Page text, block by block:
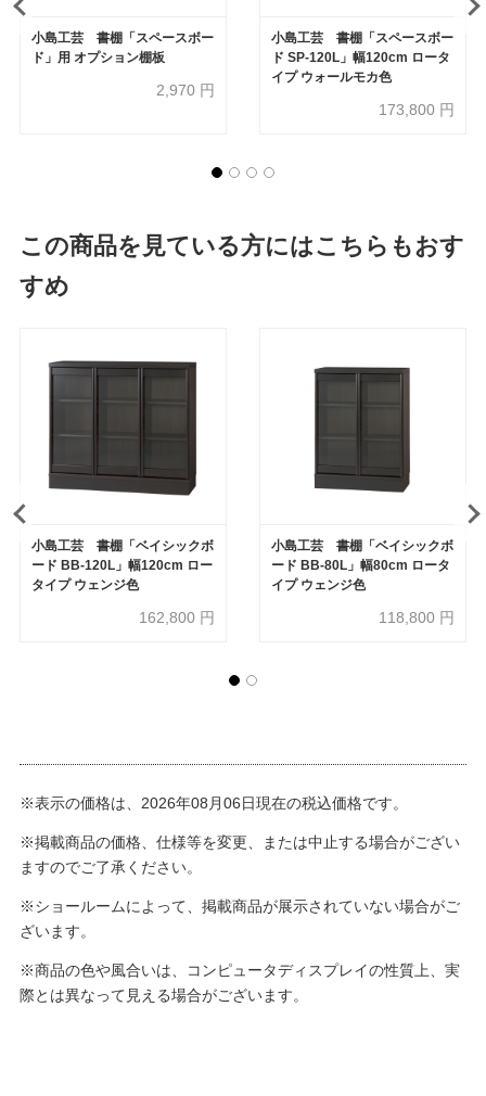
小島工芸 書棚「スペースボー
ド」用 オプション棚板
2,970 円
小島工芸 書棚「スペースボー
ド SP-120L」幅120cm ロータ
イプ ウォールモカ色
173,800 円
この商品を見ている方にはこちらもおす
すめ
小島工芸 書棚「ベイシックボ
ード BB-120L」幅120cm ロー
タイプ ウェンジ色
162,800 円
小島工芸 書棚「ベイシックボ
ード BB-80L」幅80cm ロータ
イプ ウェンジ色
118,800 円
※表示の価格は、2026年08月06日現在の税込価格です。
※掲載商品の価格、仕様等を変更、または中止する場合がござい
ますのでご了承ください。
※ショールームによって、掲載商品が展示されていない場合がご
ざいます。
※商品の色や風合いは、コンピュータディスプレイの性質上、実
際とは異なって見える場合がございます。